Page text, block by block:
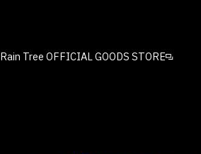
Rain Tree OFFICIAL GOODS STORE